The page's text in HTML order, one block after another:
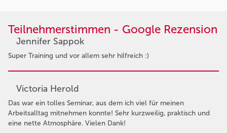
Teilnehmerstimmen - Google Rezension
Jennifer Sappok
Super Training und vor allem sehr hilfreich :)
Victoria Herold
Das war ein tolles Seminar, aus dem ich viel für meinen
Arbeitsalltag mitnehmen konnte! Sehr kurzweilig, praktisch und
eine nette Atmosphäre. Vielen Dank!